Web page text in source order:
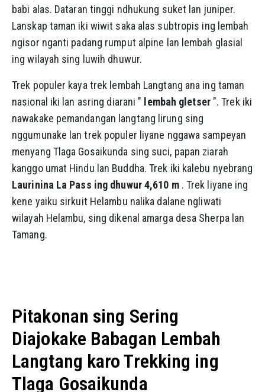
babi alas. Dataran tinggi ndhukung suket lan juniper.
Lanskap taman iki wiwit saka alas subtropis ing lembah
ngisor nganti padang rumput alpine lan lembah glasial
ing wilayah sing luwih dhuwur.
Trek populer kaya trek lembah Langtang ana ing taman
nasional iki lan asring diarani " lembah gletser". Trek iki
nawakake pemandangan langtang lirung sing
nggumunake lan trek populer liyane nggawa sampeyan
menyang Tlaga Gosaikunda sing suci, papan ziarah
kanggo umat Hindu lan Buddha. Trek iki kalebu nyebrang
Laurinina La Pass ing dhuwur 4,610 m. Trek liyane ing
kene yaiku sirkuit Helambu nalika dalane ngliwati
wilayah Helambu, sing dikenal amarga desa Sherpa lan
Tamang.
Pitakonan sing Sering
Diajokake Babagan Lembah
Langtang karo Trekking ing
Tlaga Gosaikunda